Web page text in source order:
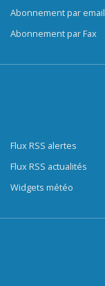
Abonnement par email
Abonnement par Fax
Flux RSS alertes
Flux RSS actualités
Widgets météo